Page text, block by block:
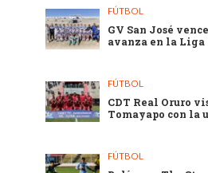
FÚTBOL
GV San José
avanza en la
FÚTBOL
CDT Real Oruro
Tomayapo con la
FÚTBOL